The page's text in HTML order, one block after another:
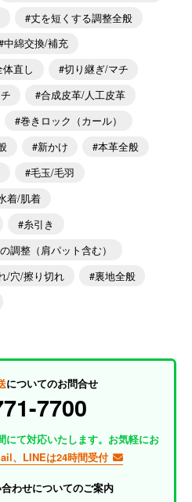
丈を短くする調整全般
中綿交換/補充
体直し
切り継ぎ/マチ
合成皮革/人工皮革
巻きロック（カール）
新かけ
本革全般
毛玉/毛羽
着/肌着
糸引き
調整（肩パット含む）
/穴/擦り切れ
裏地全般
についてのお問合せ
7700
にて対応いたします。お気軽にお
、LINEは24時間受付
わせについてのご案内